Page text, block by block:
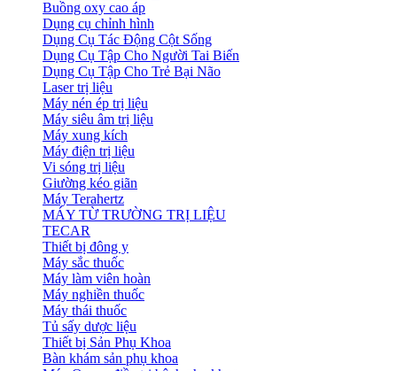
Buồng oxy cao áp
Dụng cụ chỉnh hình
Dụng Cụ Tác Động Cột Sống
Dụng Cụ Tập Cho Người Tai Biến
Dụng Cụ Tập Cho Trẻ Bại Não
Laser trị liệu
Máy nén ép trị liệu
Máy siêu âm trị liệu
Máy xung kích
Máy điện trị liệu
Vi sóng trị liệu
Giường kéo giãn
Máy Terahertz
MÁY TỪ TRƯỜNG TRỊ LIỆU
TECAR
Thiết bị đông y
Máy sắc thuốc
Máy làm viên hoàn
Máy nghiền thuốc
Máy thái thuốc
Tủ sấy dược liệu
Thiết bị Sản Phụ Khoa
Bàn khám sản phụ khoa